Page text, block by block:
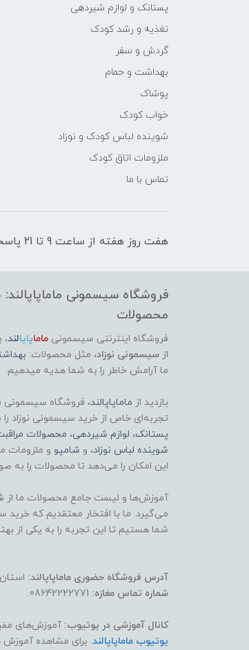
پستانک و لوازم شیردهی
تغذیه و رشد کودک
گردش و سفر
بهداشت و حمام
پوشاک
خواب کودک
شوینده لباس کودک و نوزاد
ملزومات اتاق کودک
تماس با ما
هفت روز هفته از ساعت 9 تا 21 پاسخگوی شما هستیم
فروشگاه سیسمونی
محصولات
فروشگاه اینترنتی سیسمونی ماماپاپالند،
از سیسمونی نوزاد، مثل محصولات:
ما آرامش خاطر را به شما هدیه میدهیم.
بازدید از ماماپاپالند، فروشگاه سیسمونی
تجربه‌ای خاص از خرید سیسمونی نوزاد را
پستانک، لوازم شیردهی، محصولات
شوینده لباس نوزاد، و شامپو و ملزومات
این امکان را می‌دهد تا محصولات را به
آموزش‌ها و لیست جامع محصولات ما از
می‌گیرد. ما با افتخار معتقدیم که خرید
شما هستیم تا این تجربه را به یکی از
آدرس فروشگاه حضوری ماماپاپالند:
شماره تماس مغازه:
کانال آموزشی در یوتیوب: آموزش‌های
یوتیوب ماماپاپالند. برای مشاهده آموزش